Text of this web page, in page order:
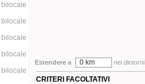
Estendere a 0 km nei dintorni
CRITERI FACOLTATIVI